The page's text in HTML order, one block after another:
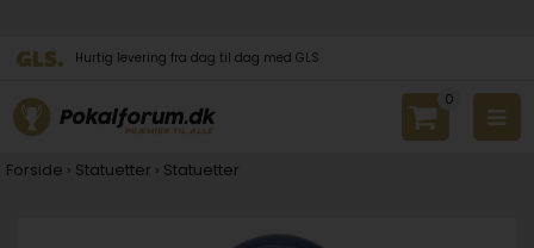
Hurtig levering fra dag til dag med GLS
0
Forside › Statuetter › Statuetter